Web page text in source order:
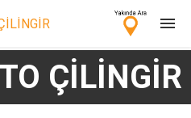
ÇİLİNGİR